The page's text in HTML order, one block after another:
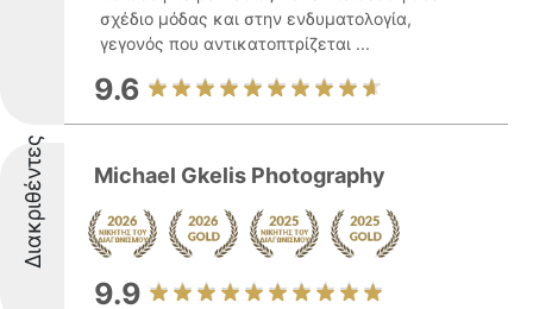
σχέδιο μόδας και στην ενδυματολογία,
γεγονός που αντικατοπτρίζεται ...
9.6
Διακριθέντες Michael Gkelis Photography
9.9